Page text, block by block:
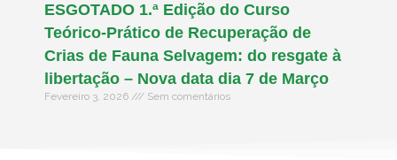
ESGOTADO 1.ª Edição do Curso
Teórico-Prático de Recuperação de
Crias de Fauna Selvagem: do resgate à
libertação – Nova data dia 7 de Março
Fevereiro 3, 2026 Sem comentários